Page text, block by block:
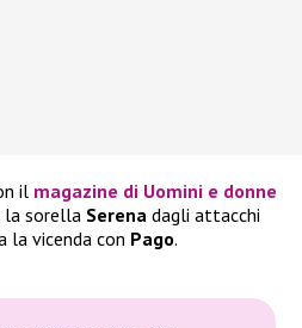
il magazine di Uomini e donne
la sorella Serena dagli attacchi
la vicenda con Pago.